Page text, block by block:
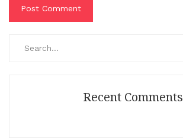
Recent Comments